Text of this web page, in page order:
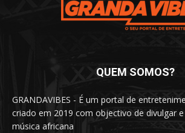
QUEM SOMOS?
GRANDAVIBES - É um portal de
criado em 2019 com objectivo de divulgar
música africana